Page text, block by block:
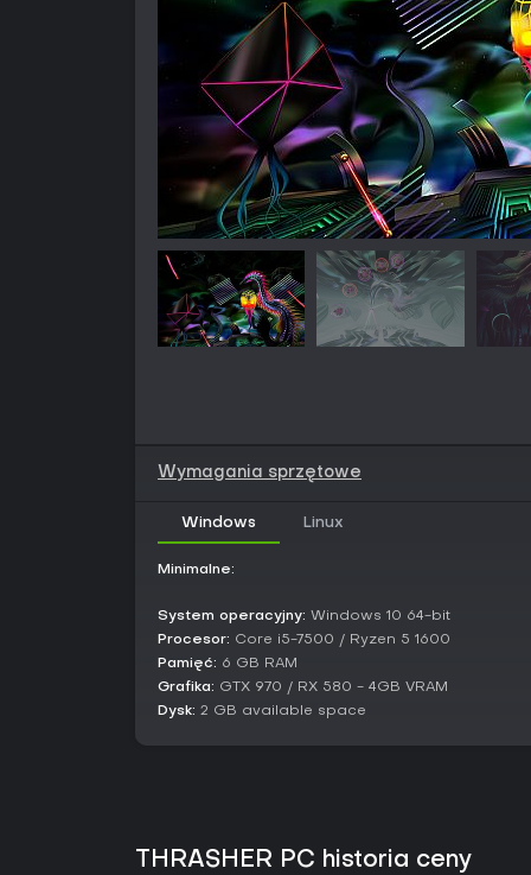
Wymagania sprzętowe
Windows Linux
Minimalne:
System operacyjny: Windows 10 64-bit
Procesor: Core i5-7500 / Ryzen 5 1600
Pamięć: 6 GB RAM
Grafika: GTX 970 / RX 580 - 4GB VRAM
Dysk: 2 GB available space
THRASHER PC historia ceny